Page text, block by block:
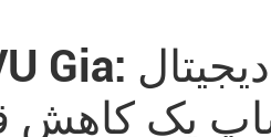
یک کاهش